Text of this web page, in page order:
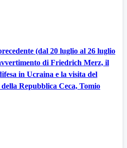
(dal 20 luglio al 26 luglio
di Friedrich Merz, il
in Ucraina e la visita del
Repubblica Ceca, Tomio